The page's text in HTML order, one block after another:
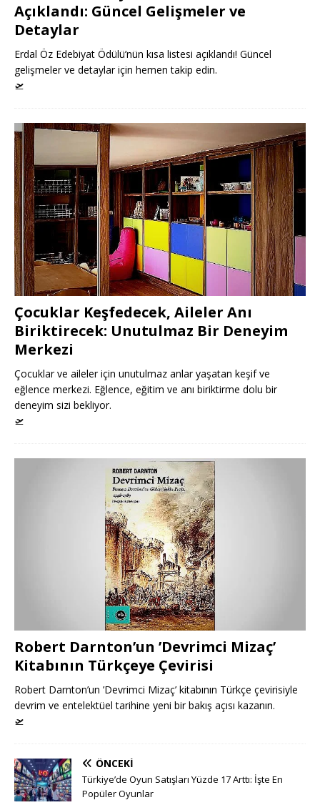
Açıklandı: Güncel Gelişmeler ve
Detaylar
Erdal Öz Edebiyat Ödülü’nün kısa listesi açıklandı! Güncel
gelişmeler ve detaylar için hemen takip edin.
🛫
Çocuklar Keşfedecek, Aileler Anı
Biriktirecek: Unutulmaz Bir Deneyim
Merkezi
Çocuklar ve aileler için unutulmaz anlar yaşatan keşif ve
eğlence merkezi. Eğlence, eğitim ve anı biriktirme dolu bir
deneyim sizi bekliyor.
🛫
Robert Darnton’un ’Devrimci Mizaç’
Kitabının Türkçeye Çevirisi
Robert Darnton’un ’Devrimci Mizaç’ kitabının Türkçe çevirisiyle
devrim ve entelektüel tarihine yeni bir bakış açısı kazanın.
🛫
ÖNCEKI
Türkiye’de Oyun Satışları Yüzde 17 Arttı: İşte En
Popüler Oyunlar